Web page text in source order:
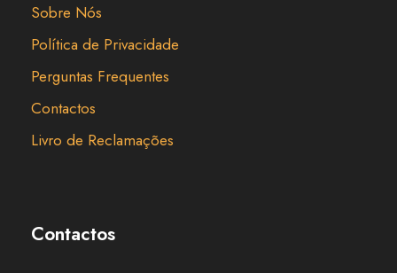
Sobre Nós
Política de Privacidade
Perguntas Frequentes
Contactos
Livro de Reclamações
Contactos